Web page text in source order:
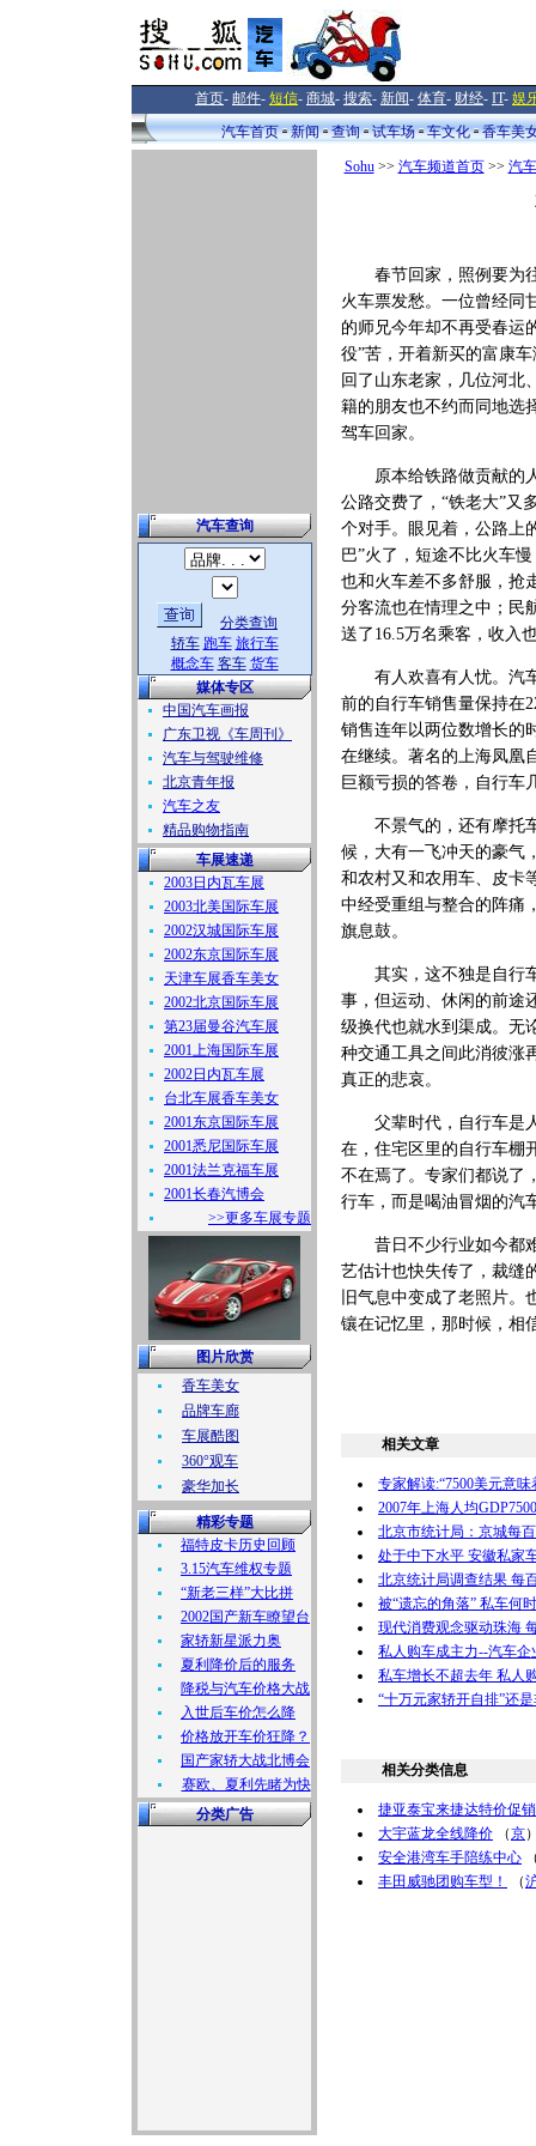
首页- 邮件- 短信- 商城- 搜索- 新闻- 体育- 财经- IT- 娱
汽车首页
新闻 查询 试车场 车文化 香车美
汽车查询
分类查询
轿车 跑车 旅行车
概念车 客车 货车
媒体专区
中国汽车画报
广东卫视《车周刊》
汽车与驾驶维修
北京青年报
汽车之友
精品购物指南
车展速递
2003日内瓦车展
2003北美国际车展
2002汉城国际车展
2002东京国际车展
天津车展香车美女
2002北京国际车展
第23届曼谷汽车展
2001上海国际车展
2002日内瓦车展
台北车展香车美女
2001东京国际车展
2001悉尼国际车展
2001法兰克福车展
2001长春汽博会
>>更多车展专题
图片欣赏
香车美女
品牌车廊
车展酷图
360°观车
豪华加长
精彩专题
福特皮卡历史回顾
3.15汽车维权专题
“新老三样”大比拼
2002国产新车瞭望台
家轿新星派力奥
夏利降价后的服务
降税与汽车价格大战
入世后车价怎么降
价格放开车价狂降？
国产家轿大战北博会
赛欧、夏利先睹为快
分类广告
Sohu>> 汽车频道首页>> 汽
春节回家，照例要为
火车票发愁。一位曾经同
的师兄今年却不再受春运
役”苦，开着新买的富康
回了山东老家，几位河北
籍的朋友也不约而同地选
驾车回家。
原本给铁路做贡献的
公路交费了，“铁老大”又
个对手。眼见着，公路上
巴”火了，短途不比火车
也和火车差不多舒服，抢
分客流也在情理之中；民
送了16.5万名乘客，收入
有人欢喜有人忧。汽车
前的自行车销售量保持在
销售连年以两位数增长的
在继续。著名的上海凤凰
巨额亏损的答卷，自行车
不景气的，还有摩托车
候，大有一飞冲天的豪气
和农村又和农用车、皮卡
中经受重组与整合的阵痛
旗息鼓。
其实，这不独是自行车
事，但运动、休闲的前途
级换代也就水到渠成。无
种交通工具之间此消彼涨
真正的悲哀。
父辈时代，自行车是人
在，住宅区里的自行车棚
不在焉了。专家们都说了
行车，而是喝油冒烟的汽
昔日不少行业如今都难
艺估计也快失传了，裁缝
旧气息中变成了老照片
镶在记忆里，那时候，相
相关文章
专家解读:“7500美元意味
2007年上海人均
北京市统计局：京城每
处于中下水平 安徽私家
北京统计局调查结果 每
被“遗忘的角落” 私车何
现代消费观念驱动珠海
私人购车成主力--汽车
私车增长不超去年 私人
“十万元家轿开自排”还
相关分类信息
捷亚泰宝来捷达特价促销
大宇蓝龙全线降价 （京
安全港湾车手陪练中心
丰田威驰团购车型！
（